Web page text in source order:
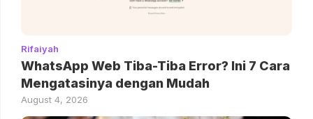
Rifaiyah
WhatsApp Web Tiba-Tiba Error? Ini 7 Cara
Mengatasinya dengan Mudah
August 4, 2026